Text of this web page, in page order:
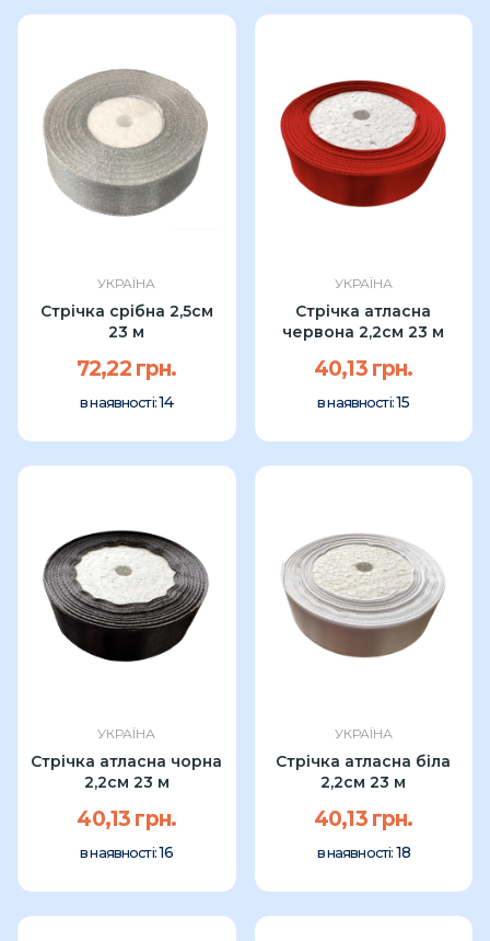
УКРАЇНА
Стрічка срібна 2,5см
23 м
72,22 грн.
в наявності:14
УКРАЇНА
Стрічка атласна
червона 2,2см 23 м
40,13 грн.
в наявності:15
УКРАЇНА
Стрічка атласна чорна
2,2см 23 м
40,13 грн.
в наявності:16
УКРАЇНА
Стрічка атласна біла
2,2см 23 м
40,13 грн.
в наявності: 18